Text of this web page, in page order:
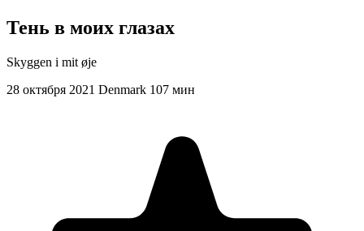
Тень в моих глазах
Skyggen i mit øje
28 октября 2021 Denmark 107 мин